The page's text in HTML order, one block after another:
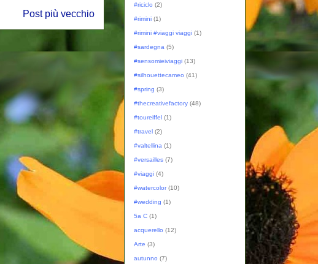
Post più vecchio
#riciclo (2)
#rimini (1)
#rimini #viaggi viaggi (1)
#sardegna (5)
#sensomieiviaggi (13)
#silhouettecameo (41)
#spring (3)
#thecreativefactory (48)
#toureiffel (1)
#travel (2)
#valtellina (1)
#versailles (7)
#viaggi (4)
#watercolor (10)
#wedding (1)
5a C (1)
acquerello (12)
Arte (3)
autunno (7)